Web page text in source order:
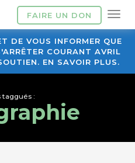
FAIRE UN DON
DE VOUS INFORMER QUE
COURANT AVRIL
EN SAVOIR PLUS.
taggués :